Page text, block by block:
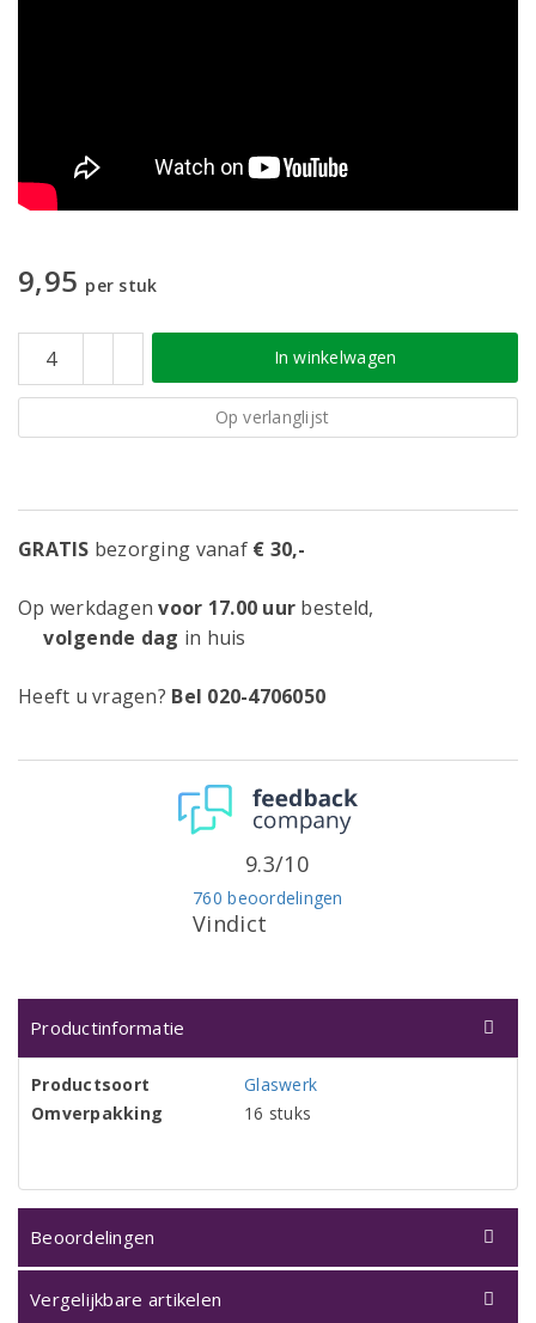
9,95 per stuk
In winkelwagen
Op verlanglijst
GRATIS bezorging vanaf € 30,-
Op werkdagenvoor 17.00 uur besteld,
volgende dag in huis
Heeft u vragen? Bel 020-4706050
Vindict
760 beoordelingen
9.3/10
Productinformatie
Productsoort
Glaswerk
Omverpakking
16 stuks
Beoordelingen
Vergelijkbare artikelen